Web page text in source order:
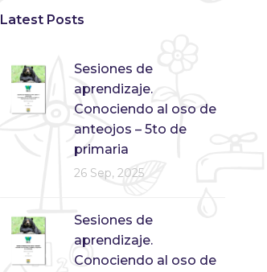
Latest Posts
Sesiones de
aprendizaje.
Conociendo al oso de
anteojos – 5to de
primaria
26 Sep, 2025
Sesiones de
aprendizaje.
Conociendo al oso de